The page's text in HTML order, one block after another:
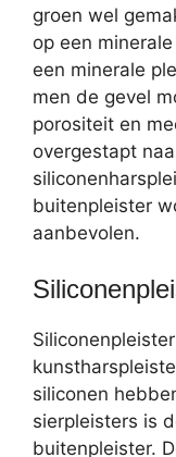
groen wel
op een
een minerale
men de gevel
porositeit en
overgestapt
buitenpleister
aanbevolen.
siliconen
sierpleisters is
buitenpleister.